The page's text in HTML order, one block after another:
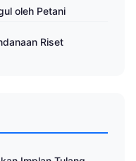
oleh Petani
Riset